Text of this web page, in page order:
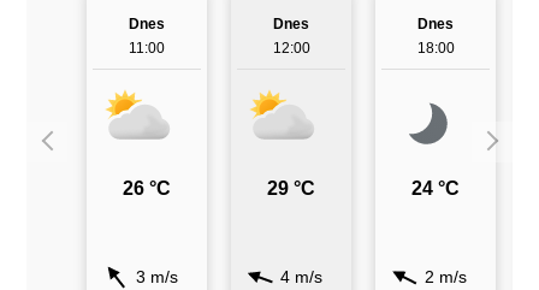
Dnes
11:00
26 °C
3 m/s
Dnes
12:00
29 °C
4 m/s
Dnes
18:00
24 °C
2 m/s